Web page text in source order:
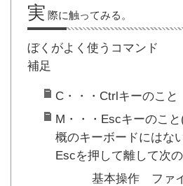
実 際に触ってみる。
ぼくがよく使うコマンド
補足
C・・・Ctrlキーのこと
M・・・Escキーのこ
概のキーボードにはな
Escを押して離して次
基本操作 ファ